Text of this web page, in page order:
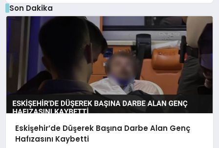
Son Dakika
Eskişehir’de Düşerek Başına Darbe Alan Genç
Hafızasını Kaybetti